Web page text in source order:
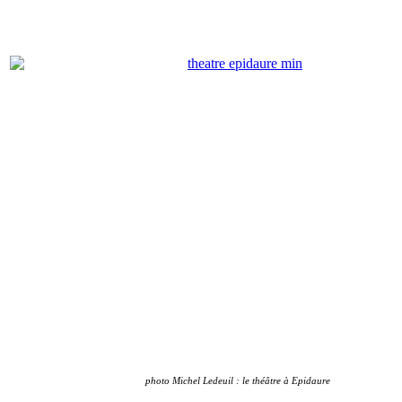
photo Michel Ledeuil : le théâtre à Epidaure